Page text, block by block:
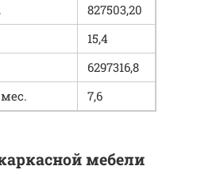
827503,20
15,4
6297316,8
7,6
мебели